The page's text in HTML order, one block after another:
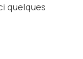
quelques